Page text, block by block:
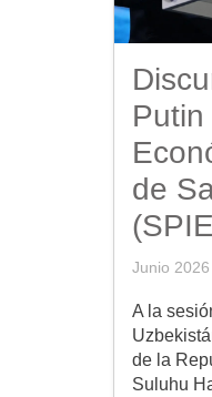
Putin
de
Junio 2026
A la
de la
Suluhu